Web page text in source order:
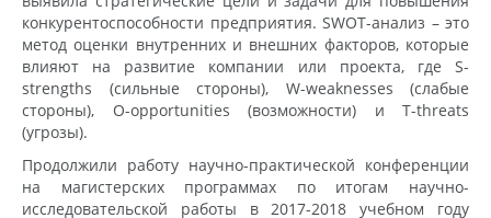
конкурентоспособности предприятия. SWOT-анализ – это
метод оценки внутренних и внешних факторов, которые
влияют на развитие компании или проекта, где S-
strengths (сильные стороны), W-weaknesses (слабые
стороны), O-opportunities (возможности) и T-threats
(угрозы).
Продолжили работу научно-практической конференции
на магистерских программах по итогам научно-
исследовательской работы в 2017-2018 учебном году